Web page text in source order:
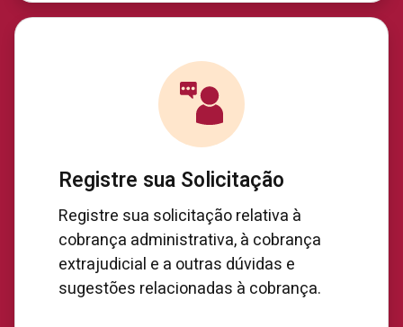
Registre sua Solicitação
Registre sua solicitação relativa à
cobrança administrativa, à cobrança
extrajudicial e a outras dúvidas e
sugestões relacionadas à cobrança.